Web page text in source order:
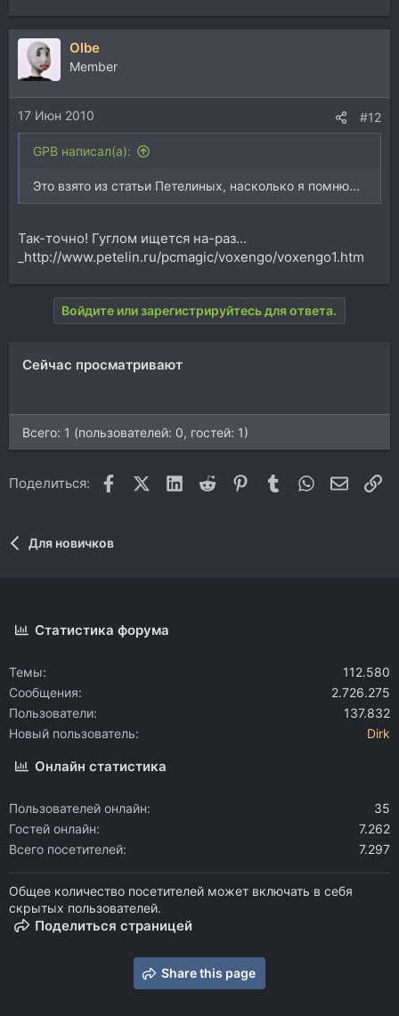
Olbe
Member
17 Июн 2010 #12
GPB написал(а):
Это взято из статьи Петелиных, насколько я помню...
Так-точно! Гуглом ищется на-раз...
_http://www.petelin.ru/pcmagic/voxengo/voxengo1.htm
Войдите или зарегистрируйтесь для ответа.
Сейчас просматривают
Всего: 1 (пользователей: 0, гостей: 1)
Поделиться: FacebookX (Twitter)
LinkedIn
Reddit Pinterest
Tumblr WhatsApp
Для новичков
Статистика форума
Темы
112.580
Сообщения
2.726.275
Пользователи
137.832
Новый пользователь
Dirk
Онлайн статистика
Пользователей онлайн
35
Гостей онлайн
7.262
Всего посетителей
7.297
Общее количество посетителей может включать в себя
скрытых пользователей.
Поделиться страницей
Share this page